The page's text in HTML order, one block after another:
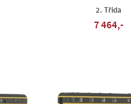
2. Třída
7 464,-